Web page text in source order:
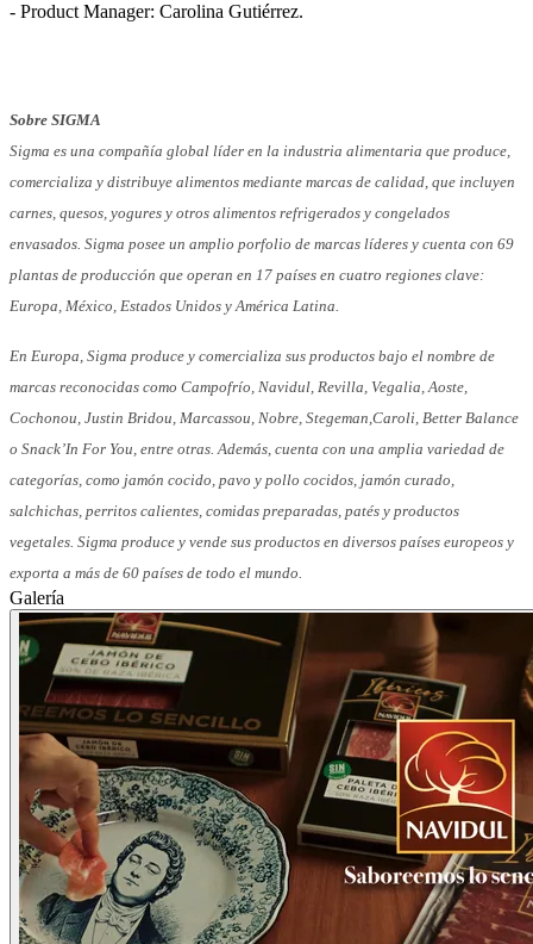
- Product Manager: Carolina Gutiérrez.
Sobre SIGMA
Sigma es una compañía global líder en la industria alimentaria que produce,
comercializa y distribuye alimentos mediante marcas de calidad, que incluyen
carnes, quesos, yogures y otros alimentos refrigerados y congelados
envasados. Sigma posee un amplio porfolio de marcas líderes y cuenta con 69
plantas de producción que operan en 17 países en cuatro regiones clave:
Europa, México, Estados Unidos y América Latina.
En Europa, Sigma produce y comercializa sus productos bajo el nombre de
marcas reconocidas como Campofrío, Navidul, Revilla, Vegalia, Aoste,
Cochonou, Justin Bridou, Marcassou, Nobre, Stegeman,Caroli, Better Balance
o Snack’In For You, entre otras. Además, cuenta con una amplia variedad de
categorías, como jamón cocido, pavo y pollo cocidos, jamón curado,
salchichas, perritos calientes, comidas preparadas, patés y productos
vegetales. Sigma produce y vende sus productos en diversos países europeos y
exporta a más de 60 países de todo el mundo.
Galería